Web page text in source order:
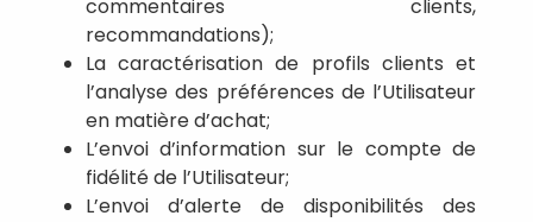
commentaires clients,
recommandations);
La caractérisation de profils clients et
l’analyse des préférences de l’Utilisateur
en matière d’achat;
L’envoi d’information sur le compte de
fidélité de l’Utilisateur;
L’envoi d’alerte de disponibilités des